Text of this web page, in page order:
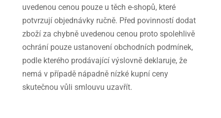
uvedenou cenou pouze u těch e-shopů, které
potvrzují objednávky ručně. Před povinností dodat
zboží za chybně uvedenou cenou proto spolehlivě
ochrání pouze ustanovení obchodních podmínek,
podle kterého prodávající výslovně deklaruje, že
nemá v případě nápadně nízké kupní ceny
skutečnou vůli smlouvu uzavřít.